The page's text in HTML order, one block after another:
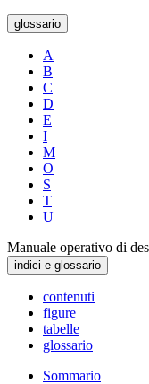
glossario
A
B
C
D
E
I
M
O
S
T
U
Manuale operativo di
indici e glossario
contenuti
figure
tabelle
glossario
Sommario